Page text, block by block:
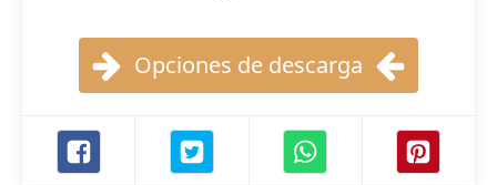
Opciones de descarga